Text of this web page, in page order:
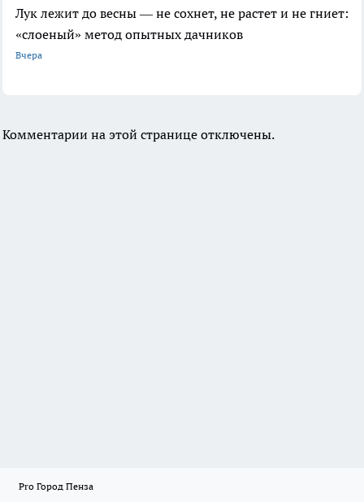
Лук лежит до весны — не сохнет, не растет и не гниет:
«слоеный» метод опытных дачников
Вчера
Комментарии на этой странице отключены.
Pro Город Пенза